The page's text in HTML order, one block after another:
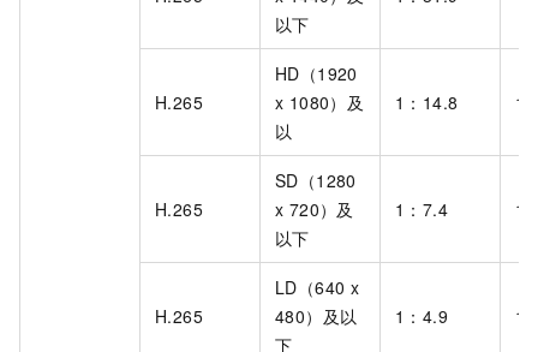
以下
H.265
HD（1920
x 1080）及
以
1：14.8 1
H.265
SD（1280
x 720）及
以下
1：7.4 1
H.265
LD（640 x
480）及以
下
1：4.9 1